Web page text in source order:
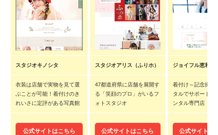
スタジオキノシタ スタジオアリス（ふりホ） ジョイフル恵利
衣装は店舗で実物を見て選
ぶことが可能！着付けのき
れいさに定評がある写真館
47都道府県に店舗を展開す
る「笑顔のプロ」がいるフ
ォトスタジオ
着付け～記念撮影
タルでサポートす
ンタル専門店
公式サイトはこちら 公式サイトはこちら 公式サイトは